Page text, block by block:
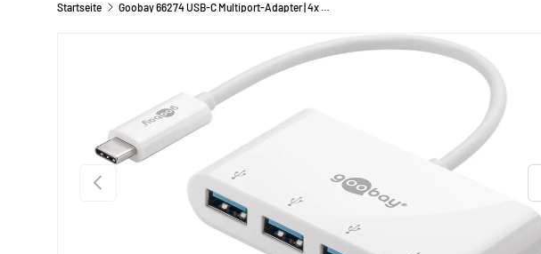
Startseite Goobay 66274 USB-C Multiport-Adapter | 4x USB A 3.0 | weiß
VORHERIGE